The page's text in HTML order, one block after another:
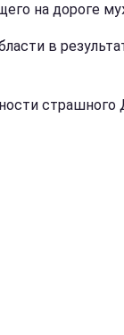
на дороге
в